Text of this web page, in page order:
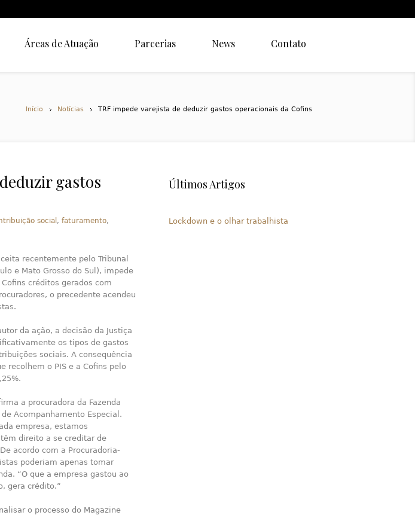
Áreas de Atuação Parcerias News Contato
Início Notícias TRF impede varejista de deduzir gastos operacionais da Cofins
gastos
social , faturamento,
recentemente pelo Tribunal
e Mato Grosso do Sul), impede
créditos gerados com
o precedente acendeu
da ação, a decisão da Justiça
os tipos de gastos
sociais. A consequência
recolhem o PIS e a Cofins pelo
a procuradora da Fazenda
Acompanhamento Especial.
empresa, estamos
direito a se creditar de
acordo com a Procuradoria-
poderiam apenas tomar
“O que a empresa gastou ao
gera crédito.”
o processo do Magazine
Últimos Artigos
Lockdown e o olhar trabalhista